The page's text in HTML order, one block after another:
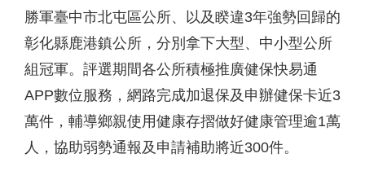
勝軍臺中市北屯區公所、以及睽違3年強勢回歸的
彰化縣鹿港鎮公所，分別拿下大型、中小型公所
組冠軍。評選期間各公所積極推廣健保快易通
APP數位服務，網路完成加退保及申辦健保卡近3
萬件，輔導鄉親使用健康存摺做好健康管理逾1萬
人，協助弱勢通報及申請補助將近300件。